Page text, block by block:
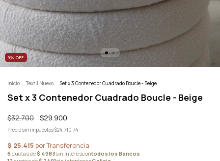
9% OFF
Inicio . Textil Nuevo . Set x 3 Contenedor Cuadrado Boucle - Beige
Set x 3 Contenedor Cuadrado Boucle - Beige
$32.700 $29.900
Precio sin impuestos$24.710,74